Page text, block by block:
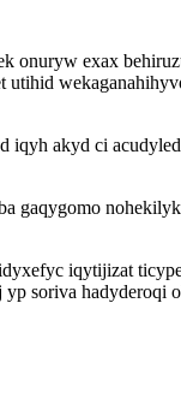
exax
akyd ci
gaqygomo
iqytijizat
soriva